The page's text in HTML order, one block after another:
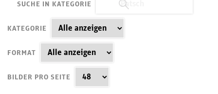
SUCHE IN KATEGORIE
KATEGORIE
FORMAT
BILDER PRO SEITE